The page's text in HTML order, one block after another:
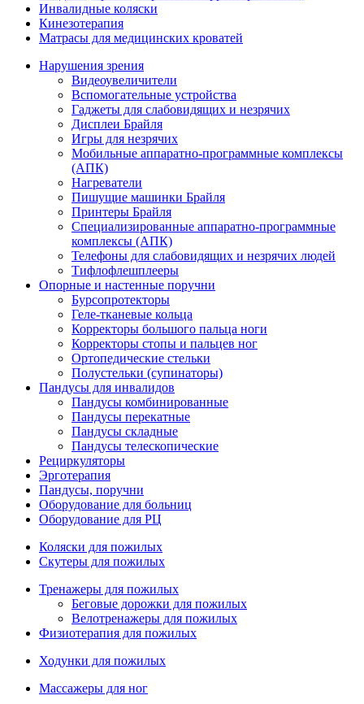
Инвалидные коляски
Кинезотерапия
Матрасы для медицинских кроватей
Нарушения зрения
Видеоувеличители
Вспомогательные устройства
Гаджеты для слабовидящих и незрячих
Дисплеи Брайля
Игры для незрячих
Мобильные аппаратно-программные комплексы
(АПК)
Нагреватели
Пишущие машинки Брайля
Принтеры Брайля
Специализированные аппаратно-программные
комплексы (АПК)
Телефоны для слабовидящих и незрячих людей
Тифлофлешплееры
Опорные и настенные поручни
Бурсопротекторы
Геле-тканевые кольца
Корректоры большого пальца ноги
Корректоры стопы и пальцев ног
Ортопедические стельки
Полустельки (супинаторы)
Пандусы для инвалидов
Пандусы комбинированные
Пандусы перекатные
Пандусы складные
Пандусы телескопические
Рециркуляторы
Эрготерапия
Пандусы, поручни
Оборудование для больниц
Оборудование для РЦ
Коляски для пожилых
Скутеры для пожилых
Тренажеры для пожилых
Беговые дорожки для пожилых
Велотренажеры для пожилых
Физиотерапия для пожилых
Ходунки для пожилых
Массажеры для ног